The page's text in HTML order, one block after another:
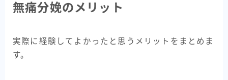
無痛分娩のメリット
実際に経験してよかったと思うメリットをまとめま
す。